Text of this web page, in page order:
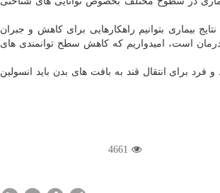
بیماری بتوانیم راهكارهایی برای كاهش و جبران
است، امیدواریم كه كاهش سطح توانمندی های
برای انتقال قند به بافت های بدن باید انسولین
4661